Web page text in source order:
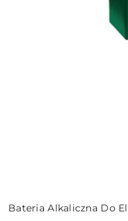
Bateria Alkaliczna Do